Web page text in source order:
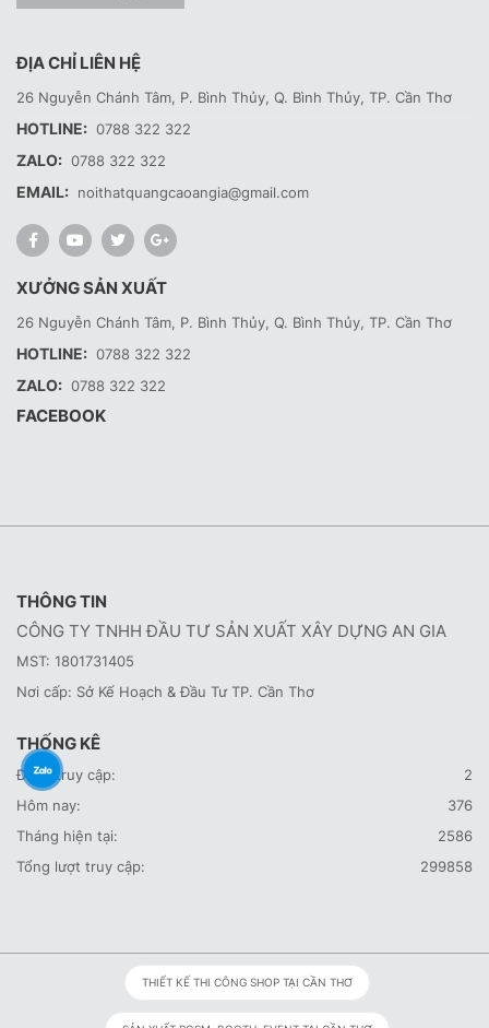
ĐỊA CHỈ LIÊN HỆ
26 Nguyễn Chánh Tâm, P. Bình Thủy, Q. Bình Thủy, TP. Cần Thơ
HOTLINE: 0788 322 322
ZALO: 0788 322 322
EMAIL: noithatquangcaoangia@gmail.com
XƯỞNG SẢN XUẤT
26 Nguyễn Chánh Tâm, P. Bình Thủy, Q. Bình Thủy, TP. Cần Thơ
HOTLINE: 0788 322 322
ZALO: 0788 322 322
FACEBOOK
THÔNG TIN
CÔNG TY TNHH ĐẦU TƯ SẢN XUẤT XÂY DỰNG AN GIA
MST: 1801731405
Nơi cấp: Sở Kế Hoạch & Đầu Tư TP. Cần Thơ
THỐNG KÊ
Đang truy cập:
2
Hôm nay:
376
Tháng hiện tại:
2586
Tổng lượt truy cập:
299858
THIẾT KẾ THI CÔNG SHOP TẠI CẦN THƠ